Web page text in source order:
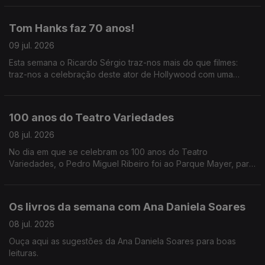
Tom Hanks faz 70 anos!
09 jul. 2026
Esta semana o Ricardo Sérgio traz-nos mais do que filmes:
traz-nos a celebração deste ator de Hollywood com uma
100 anos do Teatro Variedades
08 jul. 2026
No dia em que se celebram os 100 anos do Teatro
Variedades, o Pedro Miguel Ribeiro foi ao Parque Mayer, para
Os livros da semana com Ana Daniela Soares
08 jul. 2026
Ouça aqui as sugestões da Ana Daniela Soares para boas
leituras.